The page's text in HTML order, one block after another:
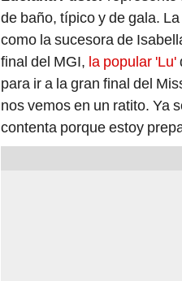
de baño, típico y de gala.
como la sucesora de
final del MGI, la popular 'Lu'
para ir a la gran final del
nos vemos en un ratito. Ya
contenta porque estoy